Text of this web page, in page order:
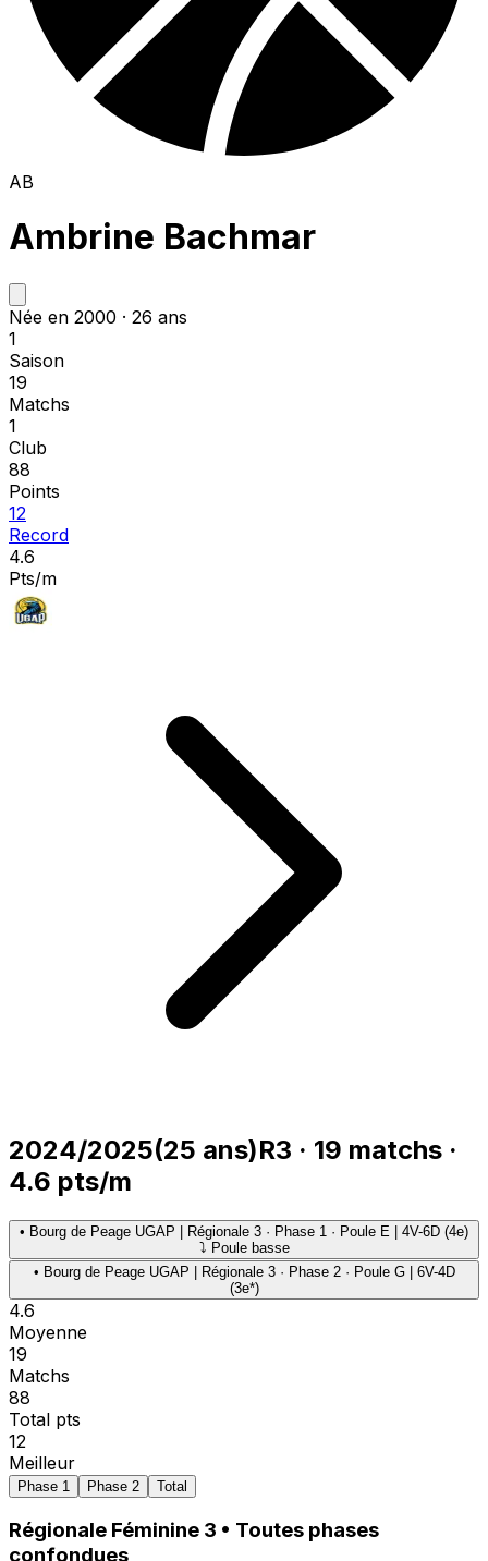
AB
Ambrine Bachmar
Née en 2000 · 26 ans
1
Saison
19
Matchs
1
Club
88
Points
12
Record
4.6
Pts/m
2024/2025(25 ans)R3 · 19 matchs ·
4.6 pts/m
• Bourg de Peage UGAP | Régionale 3 · Phase 1 · Poule E | 4V-6D (4e)
⤵ Poule basse
• Bourg de Peage UGAP | Régionale 3 · Phase 2 · Poule G | 6V-4D
(3e*)
4.6
Moyenne
19
Matchs
88
Total pts
12
Meilleur
Phase 1 Phase 2 Total
Régionale Féminine 3 • Toutes phases
confondues